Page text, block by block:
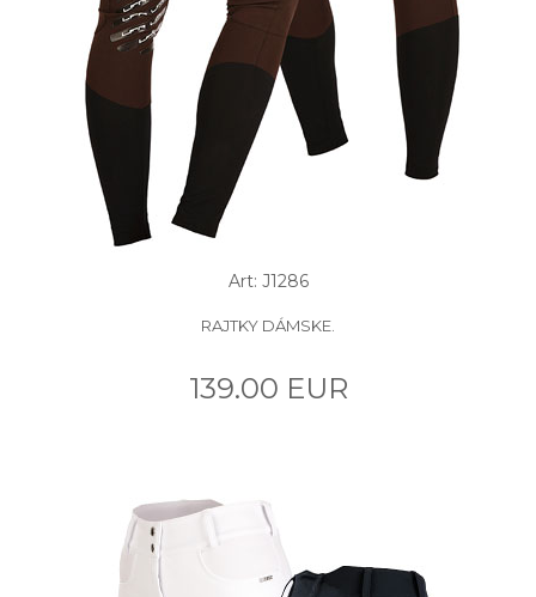
Art: J1286
RAJTKY DÁMSKE.
139.00 EUR